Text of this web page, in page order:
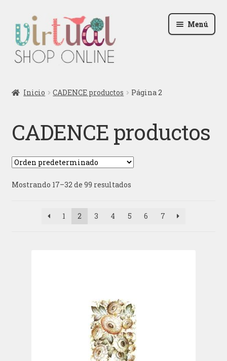
la
navegación
al
contenido
Menú
Contactar
Blog
Iniciar sesión
Inicio CADENCE productos Página 2
CADENCE productos
Mostrando 17–32 de 99 resultados
1 2 3 4 5 6 7